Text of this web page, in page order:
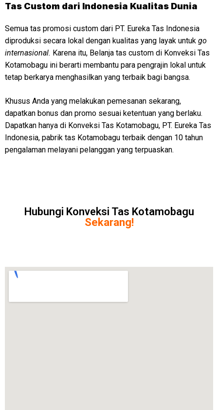
Tas Custom dari Indonesia Kualitas Dunia
Semua tas promosi custom dari PT. Eureka Tas Indonesia
diproduksi secara lokal dengan kualitas yang layak untuk go
internasional. Karena itu, Belanja tas custom di Konveksi Tas
Kotamobagu ini berarti membantu para pengrajin lokal untuk
tetap berkarya menghasilkan yang terbaik bagi bangsa.
Khusus Anda yang melakukan pemesanan sekarang,
dapatkan bonus dan promo sesuai ketentuan yang berlaku.
Dapatkan hanya di Konveksi Tas Kotamobagu, PT. Eureka Tas
Indonesia, pabrik tas Kotamobagu terbaik dengan 10 tahun
pengalaman melayani pelanggan yang terpuaskan.
Hubungi Konveksi Tas Kotamobagu
Sekarang!